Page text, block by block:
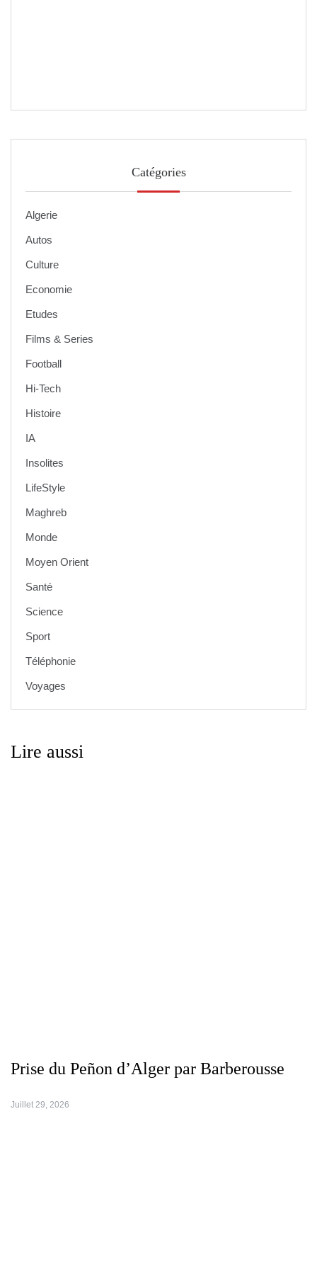
Catégories
Algerie
Autos
Culture
Economie
Etudes
Films & Series
Football
Hi-Tech
Histoire
IA
Insolites
LifeStyle
Maghreb
Monde
Moyen Orient
Santé
Science
Sport
Téléphonie
Voyages
Lire aussi
Prise du Peñon d’Alger par Barberousse
Juillet 29, 2026